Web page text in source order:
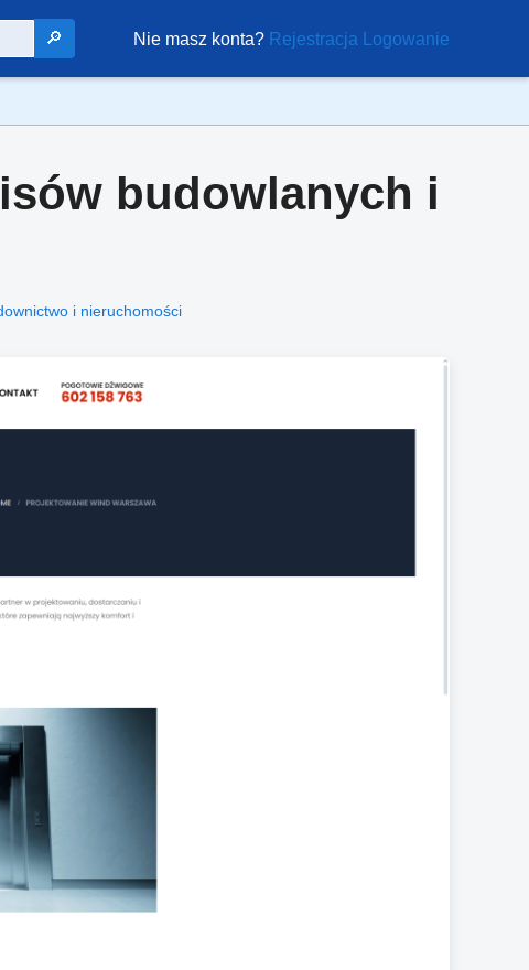
🔎 Nie masz konta? Rejestracja Logowanie
budowlanych i
i nieruchomości